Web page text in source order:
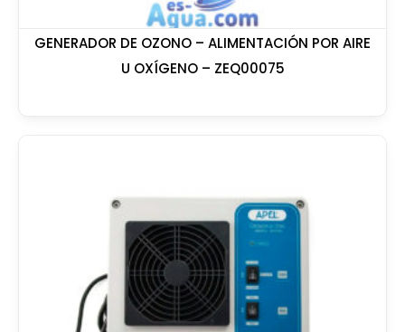
GENERADOR DE OZONO – ALIMENTACIÓN POR AIRE
U OXÍGENO – ZEQ00075